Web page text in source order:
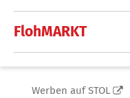
FlohMARKT
Werben auf STOL